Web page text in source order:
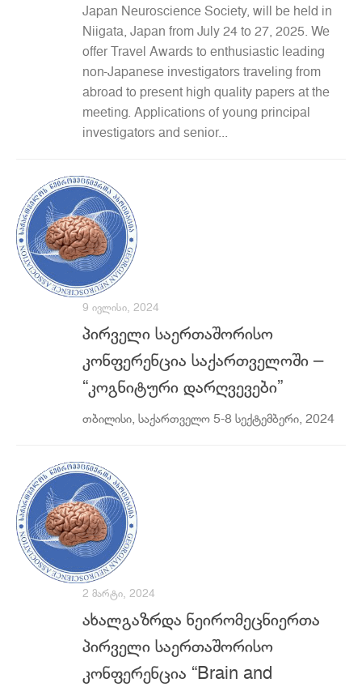
Japan Neuroscience Society, will be held in
Niigata, Japan from July 24 to 27, 2025. We
offer Travel Awards to enthusiastic leading
non-Japanese investigators traveling from
abroad to present high quality papers at the
meeting. Applications of young principal
investigators and senior...
9 ᲘᲕᲚᲘᲡᲘ, 2024
პირველი საერთაშორისო
კონფერენცია საქართველოში –
“კოგნიტური დარღვევები”
თბილისი, საქართველო 5-8 სექტემბერი, 2024
2 ᲛᲐᲠᲢᲘ, 2024
ახალგაზრდა ნეირომეცნიერთა
პირველი საერთაშორისო
კონფერენცია “Brain and